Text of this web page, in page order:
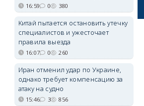
16:59 0 380
Китай пытается остановить утечку
специалистов и ужесточает
правила выезда
16:07 0 260
Иран отменил удар по Украине,
однако требует компенсацию за
атаку на судно
15:46 3 856